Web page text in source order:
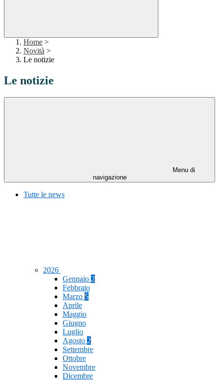
Home >
Novità >
Le notizie
Le notizie
Menu di
navigazione
Tutte le news
2026
Gennaio 2
Febbraio
Marzo 5
Aprile
Maggio
Giugno
Luglio
Agosto 2
Settembre
Ottobre
Novembre
Dicembre